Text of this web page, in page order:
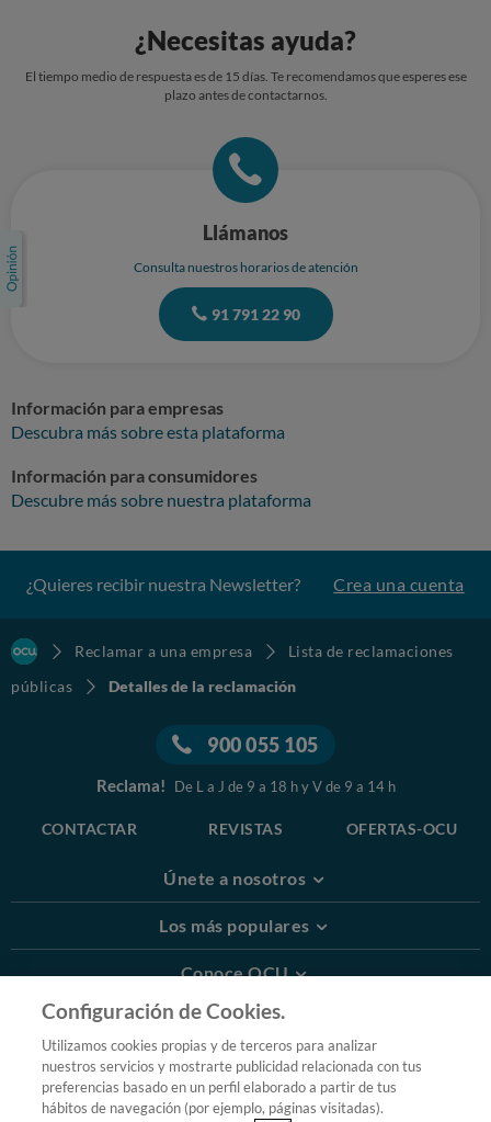
¿Necesitas ayuda?
El tiempo medio de respuesta es de 15 días. Te recomendamos que esperes ese
plazo antes de contactarnos.
Llámanos
Consulta nuestros horarios de atención
91 791 22 90
Información para empresas
Descubra más sobre esta plataforma
Información para consumidores
Descubre más sobre nuestra plataforma
¿Quieres recibir nuestra Newsletter? Crea una cuenta
Reclamar a una empresa
Lista de reclamaciones
públicas
Detalles de la reclamación
900 055 105
Reclama! De L a J de 9 a 18 h y V de 9 a 14 h
CONTACTAR REVISTAS OFERTAS-OCU
Únete a nosotros
Los más populares
Conoce OCU
Más Información
© 2026 OCU
Condiciones generales de contratación de OCU
Configuración de Cookies.
Utilizamos cookies propias y de terceros para analizar
nuestros servicios y mostrarte publicidad relacionada con tus
preferencias basado en un perfil elaborado a partir de tus
hábitos de navegación (por ejemplo, páginas visitadas).